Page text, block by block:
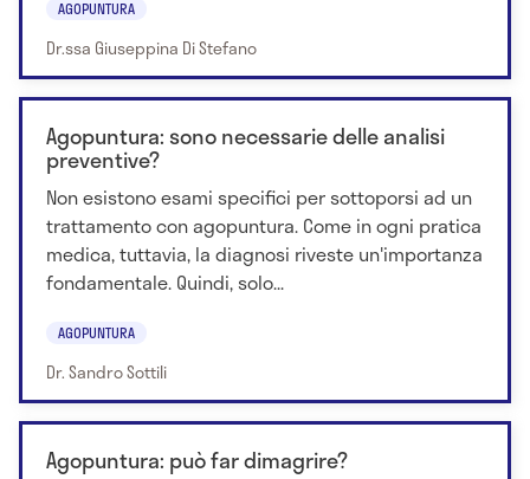
AGOPUNTURA
Dr.ssa Giuseppina Di Stefano
Agopuntura: sono necessarie delle analisi
preventive?
Non esistono esami specifici per sottoporsi ad un
trattamento con agopuntura. Come in ogni pratica
medica, tuttavia, la diagnosi riveste un'importanza
fondamentale. Quindi, solo...
AGOPUNTURA
Dr. Sandro Sottili
Agopuntura: può far dimagrire?